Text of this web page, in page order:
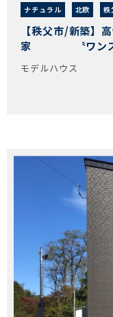
ナチュラル 北欧 秩
【秩父市/新築】
家 〝ワンズ
モデルハウス